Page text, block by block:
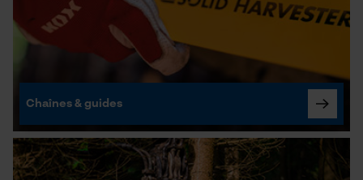
Chaînes & guides